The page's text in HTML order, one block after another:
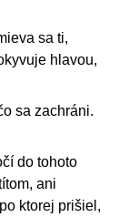
sa ti,
hlavou,
sa zachráni.
do tohoto
ani
ktorej prišiel,